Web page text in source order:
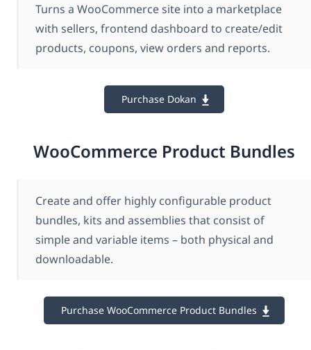
Turns a WooCommerce site into a marketplace
with sellers, frontend dashboard to create/edit
products, coupons, view orders and reports.
Purchase Dokan
WooCommerce Product Bundles
Create and offer highly configurable product
bundles, kits and assemblies that consist of
simple and variable items – both physical and
downloadable.
Purchase WooCommerce Product Bundles